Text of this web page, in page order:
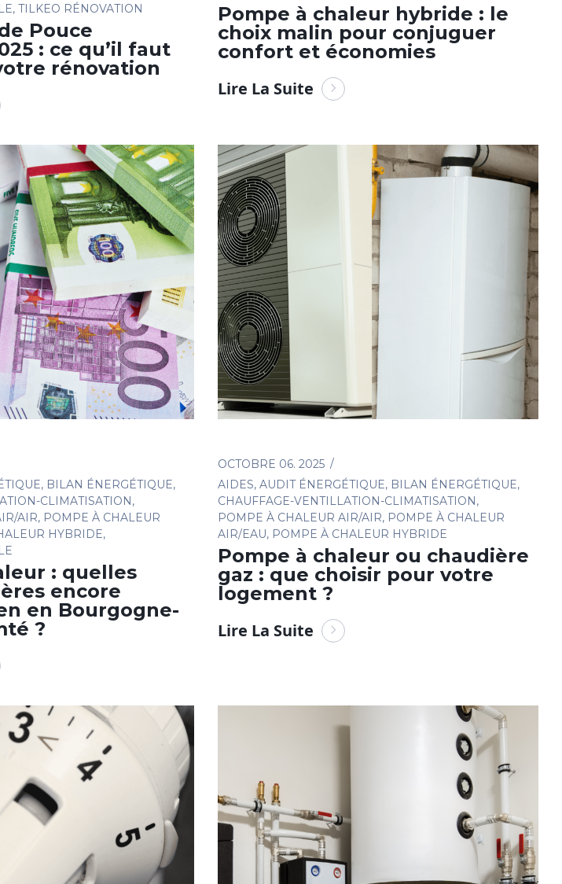
, TILKEO RÉNOVATION
Pouce
: ce qu’il faut
rénovation
Pompe à chaleur hybride : le
choix malin pour conjuguer
confort et économies
Lire La Suite
, BILAN ÉNERGÉTIQUE,
CLIMATISATION ,
AIR, POMPE À CHALEUR
HYBRIDE,
: quelles
encore
en Bourgogne-
?
OCTOBRE 06. 2025
AIDES, AUDIT ÉNERGÉTIQUE, BILAN ÉNERGÉTIQUE,
CHAUFFAGE-VENTILLATION-CLIMATISATION ,
POMPE À CHALEUR AIR/AIR, POMPE À CHALEUR
AIR/EAU, POMPE À CHALEUR HYBRIDE
Pompe à chaleur ou chaudière
gaz : que choisir pour votre
logement ?
Lire La Suite